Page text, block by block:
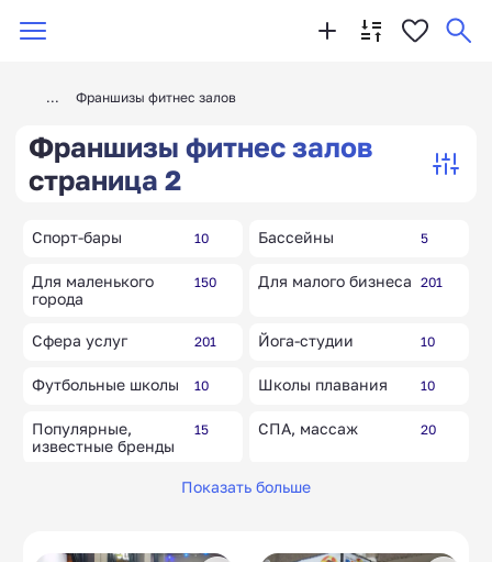
Франшизы фитнес залов
Франшизы фитнес залов
страница 2
Спорт-бары 10 Бассейны 5
Для маленького
города
150 Для малого бизнеса 201
Сфера услуг 201 Йога-студии 10
Футбольные школы 10 Школы плавания 10
Популярные,
известные бренды
15 СПА, массаж 20
10 Клубы единоборств
Показать больше